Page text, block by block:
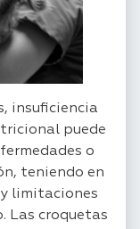
insuficiencia
puede
o
teniendo en
limitaciones
Las croquetas